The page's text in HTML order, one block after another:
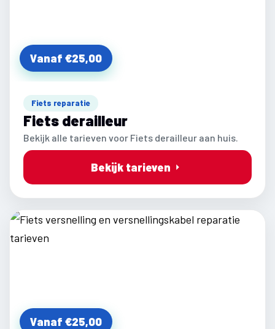
Vanaf €25,00
Fiets reparatie
Fiets derailleur
Bekijk alle tarieven voor Fiets derailleur aan huis.
Bekijk tarieven
Vanaf €25,00